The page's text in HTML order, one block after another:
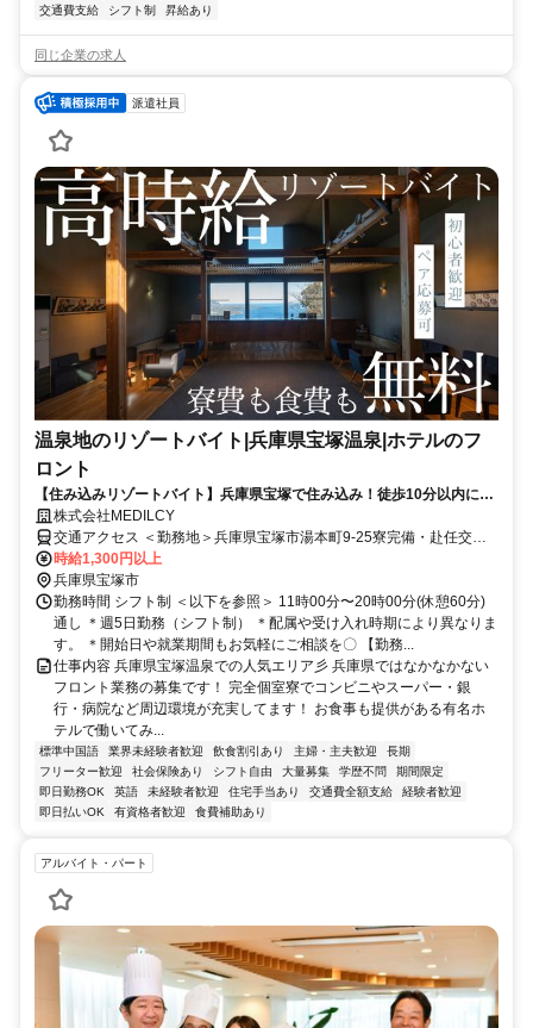
交通費支給 シフト制 昇給あり
同じ企業の求人
派遣社員
温泉地のリゾートバイト|兵庫県宝塚温泉|ホテルのフ
ロント
【住み込みリゾートバイト】兵庫県宝塚で住み込み！徒歩10分以内にコ
ンビニ・スーパーも周辺環境充実！
株式会社MEDILCY
交通アクセス ＜勤務地＞兵庫県宝塚市湯本町9-25寮完備・赴任交通
費支給！◆寮完備◆日払い最大90％対応◆最短"当日"にお仕事ご紹介
時給1,300円以上
兵庫県宝塚市
勤務時間 シフト制 ＜以下を参照＞ 11時00分〜20時00分(休憩60分)
通し ＊週5日勤務（シフト制） ＊配属や受け入れ時期により異なりま
す。 ＊開始日や就業期間もお気軽にご相談を〇 【勤務...
仕事内容 兵庫県宝塚温泉での人気エリア彡 兵庫県ではなかなかない
フロント業務の募集です！ 完全個室寮でコンビニやスーパー・銀
行・病院など周辺環境が充実してます！ お食事も提供がある有名ホ
テルで働いてみ...
標準中国語 業界未経験者歓迎 飲食割引あり 主婦・主夫歓迎
長期
フリーター歓迎
社会保険あり シフト自由 大量募集 学歴不問
期間限定
即日勤務OK
英語 未経験者歓迎 住宅手当あり 交通費全額支給
経験者歓迎
即日払いOK
有資格者歓迎 食費補助あり
アルバイト・パート